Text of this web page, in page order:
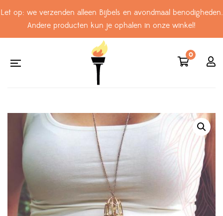
Let op: we verzenden alleen Bijbels en avondmaal benodigheden.
Andere producten kun je ophalen in onze winkel!
0